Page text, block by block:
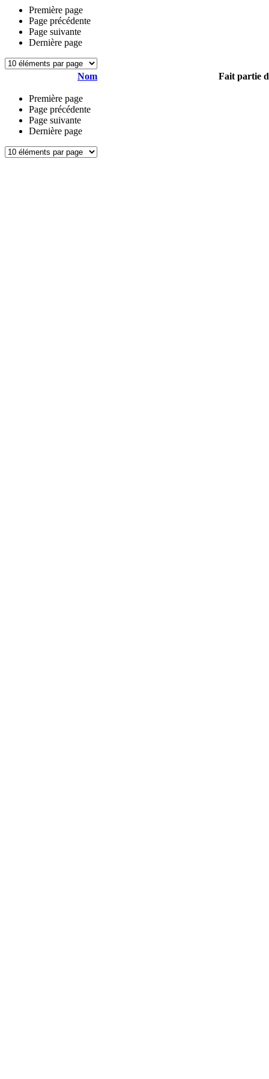
Première page
Page précédente
Page suivante
Dernière page
Nom Fait partie
Première page
Page précédente
Page suivante
Dernière page